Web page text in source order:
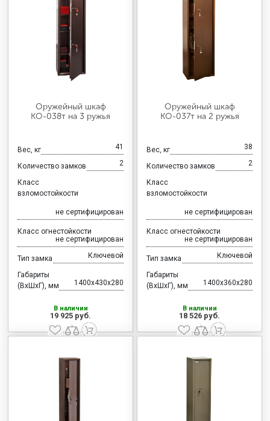
Оружейный шкаф
КО-038т на 3 ружья
Вес, кг 41
Количество замков 2
Класс
взломостойкости
не сертифицирован
Класс огнестойкости
не сертифицирован
Тип замка Ключевой
Габариты
(ВхШхГ), мм
1400x430x280
В наличии
19 925 руб.
Оружейный шкаф
КО-037т на 2 ружья
Вес, кг 38
Количество замков 2
Класс
взломостойкости
не сертифицирован
Класс огнестойкости
не сертифицирован
Тип замка Ключевой
Габариты
(ВхШхГ), мм
1400x360x280
В наличии
18 526 руб.